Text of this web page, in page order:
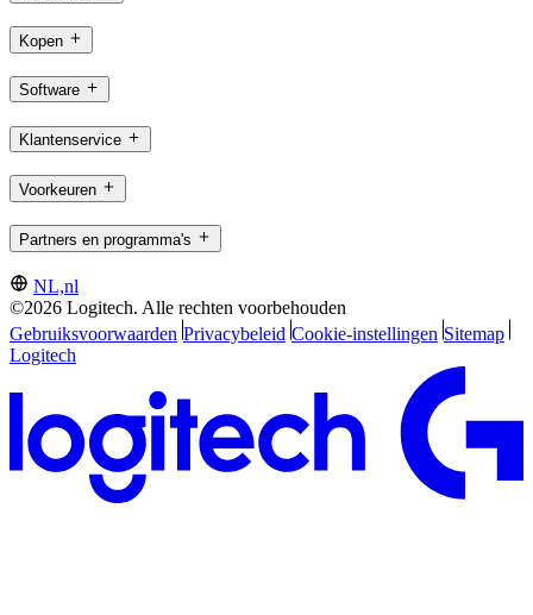
Kopen
Software
Klantenservice
Voorkeuren
Partners en programma's
NL,nl
©2026 Logitech. Alle rechten voorbehouden
Gebruiksvoorwaarden Privacybeleid Cookie-instellingen Sitemap
Logitech